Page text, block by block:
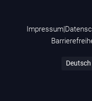
Impressum|